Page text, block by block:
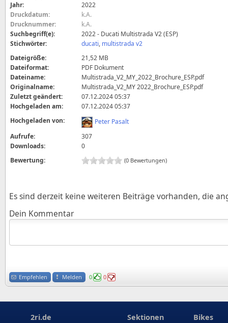
Jahr:
2022
Druckdatum:
k.A.
Drucknummer:
k.A.
Suchbegriff(e):
2022 - Ducati Multistrada V2 (ESP)
Stichwörter:
ducati, multistrada v2
Dateigröße:
21,52 MB
Dateiformat:
PDF Dokument
Dateiname:
Multistrada_V2_MY_2022_Brochure_ESP.pdf
Originalname:
Multistrada_V2_MY 2022_Brochure_ESP.pdf
Zuletzt geändert:
07.12.2024 05:37
Hochgeladen am:
07.12.2024 05:37
Hochgeladen von:
Peter Pasalt
Aufrufe:
307
Downloads:
0
Bewertung:
(0 Bewertungen)
Es sind derzeit keine weiteren Beiträge vorhanden, die
Dein Kommentar
Empfehlen Melden 0 0
2ri.de Sektionen Bikes